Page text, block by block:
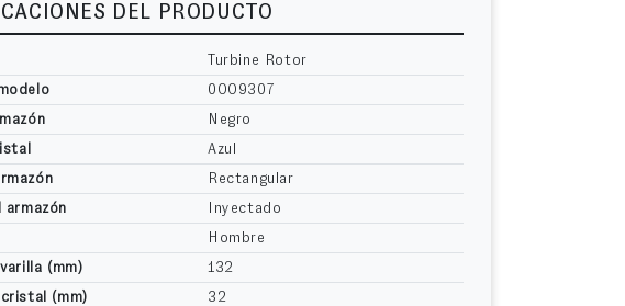
DEL PRODUCTO
Turbine Rotor
0OO9307
Negro
Azul
Rectangular
armazón
Inyectado
Hombre
(mm)
132
cristal (mm)
32